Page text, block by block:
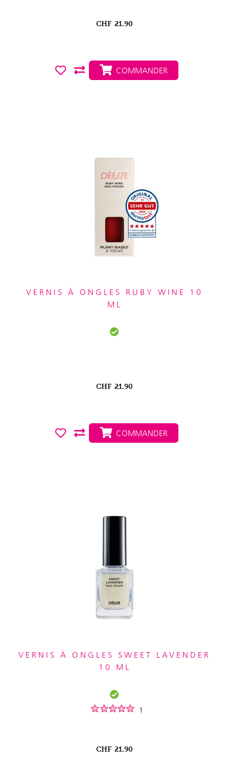
CHF 21.90
COMMANDER
VERNIS À ONGLES RUBY WINE 10
ML
CHF 21.90
COMMANDER
VERNIS À ONGLES SWEET LAVENDER
10 ML
1
CHF 21.90